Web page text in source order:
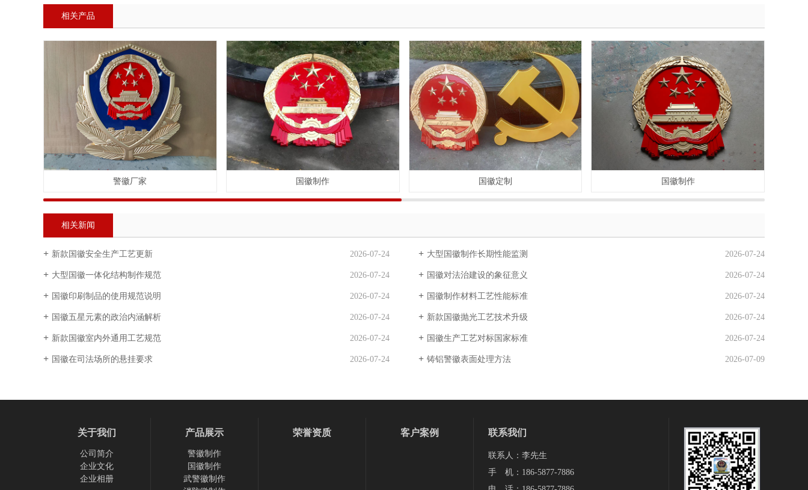
相关产品
警徽厂家 国徽制作 国徽定制 国徽制作
相关新闻
新款国徽安全生产工艺更新 2026-07-24 大型国徽制作长期性能监测 2026-07-24
大型国徽一体化结构制作规范 2026-07-24 国徽对法治建设的象征意义 2026-07-24
国徽印刷制品的使用规范说明 2026-07-24 国徽制作材料工艺性能标准 2026-07-24
国徽五星元素的政治内涵解析 2026-07-24 新款国徽抛光工艺技术升级 2026-07-24
新款国徽室内外通用工艺规范 2026-07-24 国徽生产工艺对标国家标准 2026-07-24
国徽在司法场所的悬挂要求 2026-07-24 铸铝警徽表面处理方法 2026-07-09
关于我们
公司简介
企业文化
企业相册
产品展示
警徽制作
国徽制作
武警徽制作
荣誉资质 客户案例 联系我们
联系人：李先生‬
手 机：186-5877-7886